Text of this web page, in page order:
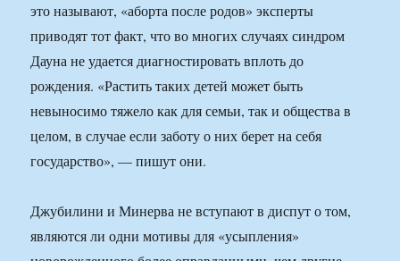
это называют, «аборта после родов» эксперты
приводят тот факт, что во многих случаях синдром
Дауна не удается диагностировать вплоть до
рождения. «Растить таких детей может быть
невыносимо тяжело как для семьи, так и общества в
целом, в случае если заботу о них берет на себя
государство», — пишут они.
Джубилини и Минерва не вступают в диспут о том,
являются ли одни мотивы для «усыпления»